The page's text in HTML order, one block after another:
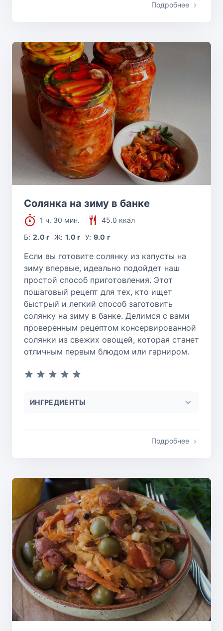
Подробнее
Солянка на зиму в банке
1 ч. 30 мин.
45.0 ккал
Б:2.0 г Ж: 1.0 г У: 9.0 г
Если вы готовите солянку из капусты на
зиму впервые, идеально подойдет наш
простой способ приготовления. Этот
пошаговый рецепт для тех, кто ищет
быстрый и легкий способ заготовить
солянку на зиму в банке. Делимся с вами
проверенным рецептом консервированной
солянки из свежих овощей, которая станет
отличным первым блюдом или гарниром.
ИНГРЕДИЕНТЫ
Подробнее